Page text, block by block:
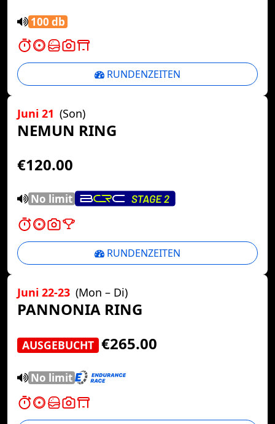
100 db
RUNDENZEITEN
Juni 21 (Son)
NEMUN RING
€120.00
No limit
RUNDENZEITEN
Juni 22-23 (Mon – Di)
PANNONIA RING
AUSGEBUCHT €265.00
No limit